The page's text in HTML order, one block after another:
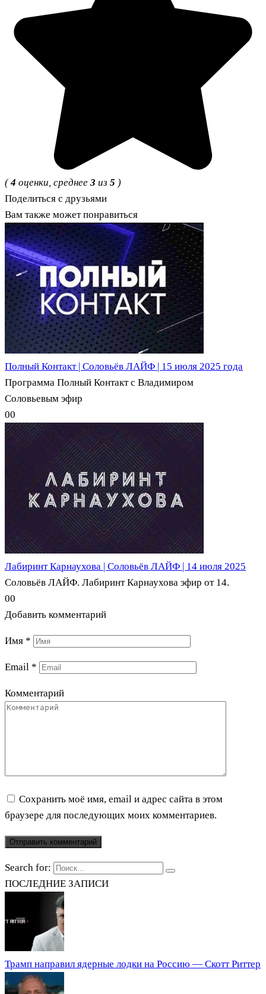
(4 оценки, среднее 3 из 5 )
Поделиться с друзьями
Вам также может понравиться
Полный Контакт | Соловьёв ЛАЙФ | 15 июля 2025 года
Программа Полный Контакт с Владимиром
Соловьевым эфир
00
Лабиринт Карнаухова | Соловьёв ЛАЙФ | 14 июля 2025
Соловьёв ЛАЙФ. Лабиринт Карнаухова эфир от 14.
00
Добавить комментарий
Имя *
Email *
Комментарий
Сохранить моё имя, email и адрес сайта в этом
браузере для последующих моих комментариев.
Search for:
ПОСЛЕДНИЕ ЗАПИСИ
Трамп направил ядерные лодки на Россию — Скотт Риттер